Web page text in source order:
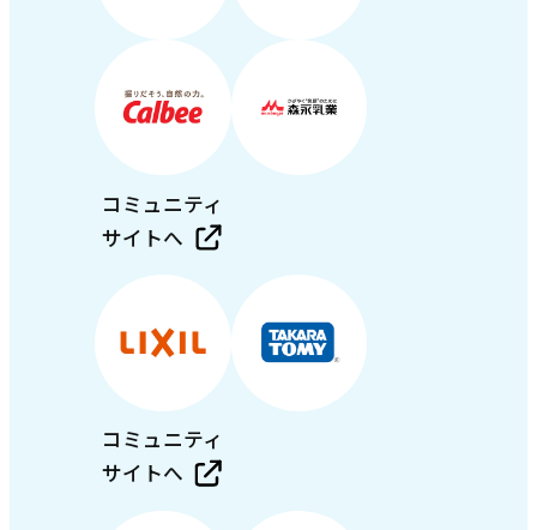
コミュニティ
サイトへ
コミュニティ
サイトへ